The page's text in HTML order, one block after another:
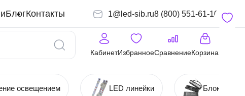
БлогКонтакты 1@led-sib.ru8 (800) 551-61-10
КабинетИзбранноеСравнениеКорзина
освещением LED линейки Блоки